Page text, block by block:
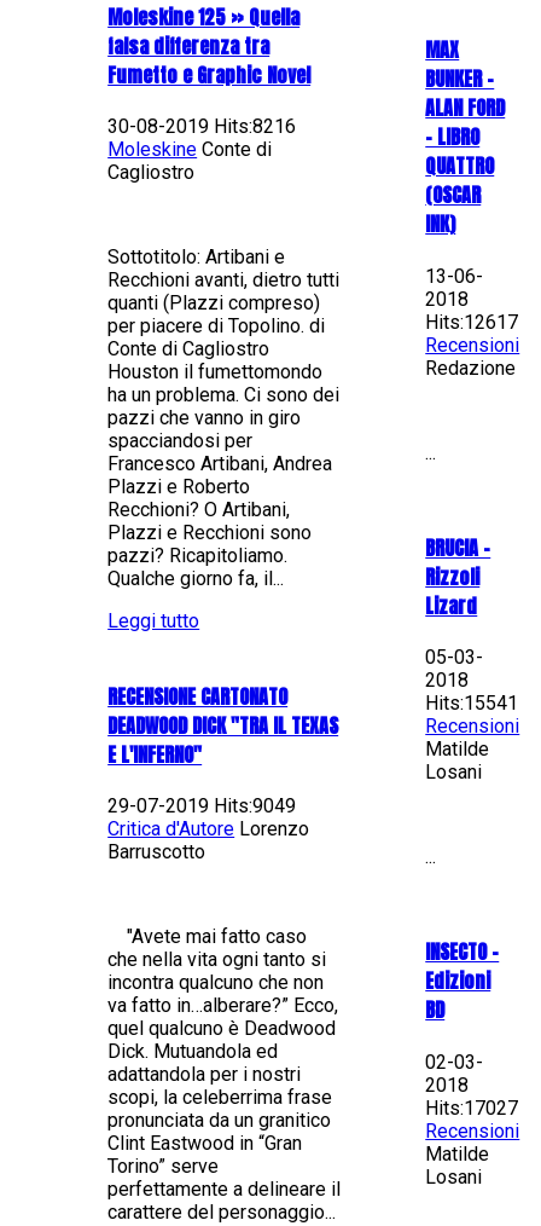
Moleskine 125 » Quella
falsa differenza tra
Fumetto e Graphic Novel
30-08-2019 Hits:8216
Moleskine Conte di
Cagliostro
Sottotitolo: Artibani e
Recchioni avanti, dietro tutti
quanti (Plazzi compreso)
per piacere di Topolino. di
Conte di Cagliostro
Houston il fumettomondo
ha un problema. Ci sono dei
pazzi che vanno in giro
spacciandosi per
Francesco Artibani, Andrea
Plazzi e Roberto
Recchioni? O Artibani,
Plazzi e Recchioni sono
pazzi? Ricapitoliamo.
Qualche giorno fa, il...
Leggi tutto
RECENSIONE CARTONATO
DEADWOOD DICK "TRA IL TEXAS
E L'INFERNO"
29-07-2019 Hits:9049
Critica d'Autore Lorenzo
Barruscotto
"Avete mai fatto caso
che nella vita ogni tanto si
incontra qualcuno che non
va fatto in…alberare?” Ecco,
quel qualcuno è Deadwood
Dick. Mutuandola ed
adattandola per i nostri
scopi, la celeberrima frase
pronunciata da un granitico
Clint Eastwood in “Gran
Torino” serve
perfettamente a delineare il
carattere del personaggio...
MAX
BUNKER –
ALAN FORD
– LIBRO
QUATTRO
(OSCAR
INK)
13-06-
2018
Hits:12617
Recensioni
Redazione
...
BRUCIA -
Rizzoli
Lizard
05-03-
2018
Hits:15541
Recensioni
Matilde
Losani
...
INSECTO -
Edizioni
BD
02-03-
2018
Hits:17027
Recensioni
Matilde
Losani